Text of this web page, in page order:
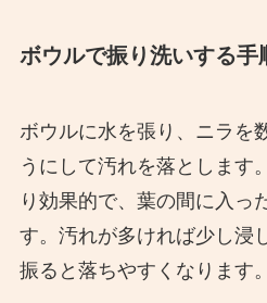
ボウルで振り洗いする手
ボウルに水を張り、ニラを
うにして汚れを落とします
り効果的で、葉の間に入っ
す。汚れが多ければ少し浸
振ると落ちやすくなります。